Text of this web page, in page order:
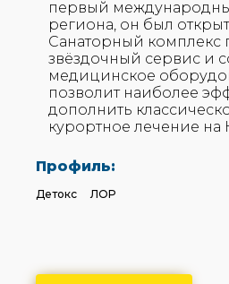
первый
региона, он был
Санаторный комплекс
звёздочный сервис и
медицинское
позволит наиболее
дополнить
курортное лечение на
Профиль:
Детокс ЛОР